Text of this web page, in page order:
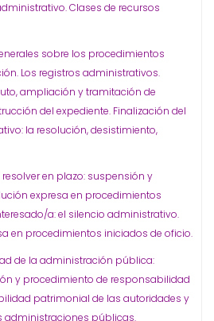
Clases de recursos
sobre los procedimientos
Los registros administrativos.
ampliación y tramitación de
del expediente. Finalización del
la resolución, desistimiento,
resolver en plazo: suspensión y
expresa en procedimientos
a: el silencio administrativo.
en procedimientos iniciados de oficio.
de la administración pública:
y procedimiento de responsabilidad
patrimonial de las autoridades y
administraciones públicas.